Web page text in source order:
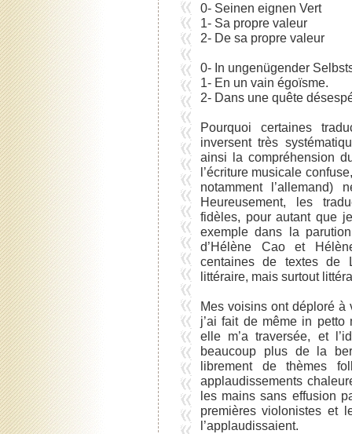
0- Seinen eignen Vert
1- Sa propre valeur
2- De sa propre valeur
0- In ungenügender
1- En un vain égoïsme.
2- Dans une quête
Pourquoi certaines
inversent très
ainsi la compréhension
l’écriture musicale
notamment l’allemand)
Heureusement, les
fidèles, pour autant que
exemple dans la
d’Hélène Cao et
centaines de textes de
littéraire, mais surtout
Mes voisins ont déploré
j’ai fait de même in petto
elle m’a traversée, et
beaucoup plus de la
librement de thèmes
applaudissements
les mains sans effusion
premières violonistes et
l’applaudissaient.